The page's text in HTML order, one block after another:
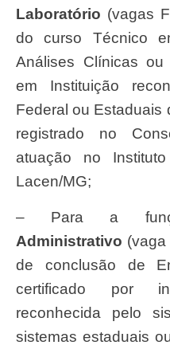
Laboratório (vagas
do curso Técnico
Análises Clínicas ou
em Instituição
Federal ou Estaduais
registrado no
atuação no
Lacen/MG;
– Para a
Administrativo
de conclusão de
certificado por
reconhecida pelo
sistemas estaduais